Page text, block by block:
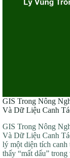
GIS Trong Nông
Và Dữ Liệu Canh
GIS Trong Nông
Và Dữ Liệu Canh
lý một diện tích canh
thấy “mất dấu”